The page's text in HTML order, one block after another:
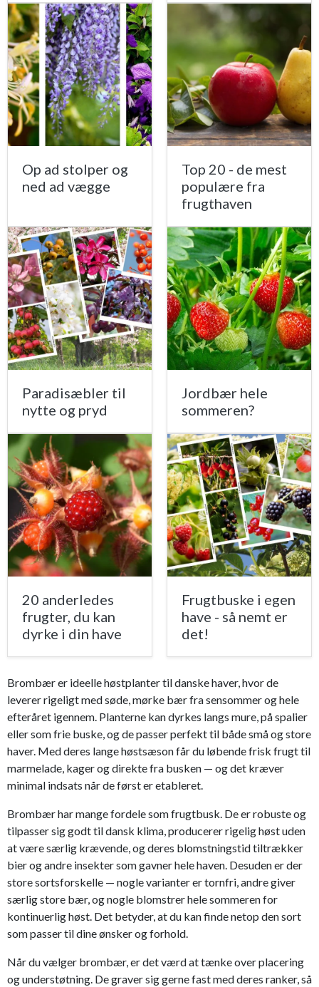
Op ad stolper og
ned ad vægge
Top 20 - de mest
populære fra
frugthaven
Paradisæbler til
nytte og pryd
Jordbær hele
sommeren?
20 anderledes
frugter, du kan
dyrke i din have
Frugtbuske i egen
have - så nemt er
det!
Brombær er ideelle høstplanter til danske haver, hvor de
leverer rigeligt med søde, mørke bær fra sensommer og hele
efteråret igennem. Planterne kan dyrkes langs mure, på spalier
eller som frie buske, og de passer perfekt til både små og store
haver. Med deres lange høstsæson får du løbende frisk frugt til
marmelade, kager og direkte fra busken — og det kræver
minimal indsats når de først er etableret.
Brombær har mange fordele som frugtbusk. De er robuste og
tilpasser sig godt til dansk klima, producerer rigelig høst uden
at være særlig krævende, og deres blomstningstid tiltrækker
bier og andre insekter som gavner hele haven. Desuden er der
store sortsforskelle — nogle varianter er tornfri, andre giver
særlig store bær, og nogle blomstrer hele sommeren for
kontinuerlig høst. Det betyder, at du kan finde netop den sort
som passer til dine ønsker og forhold.
Når du vælger brombær, er det værd at tænke over placering
og understøtning. De graver sig gerne fast med deres ranker, så